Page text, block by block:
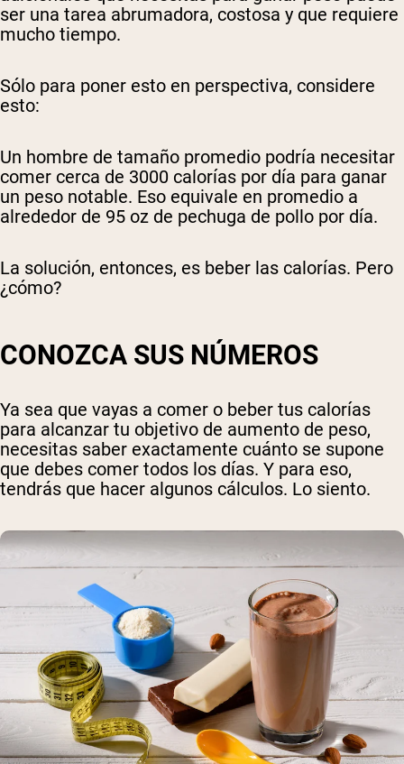
ser una tarea abrumadora, costosa y que requiere
mucho tiempo.
Sólo para poner esto en perspectiva, considere
esto:
Un hombre de tamaño promedio podría necesitar
comer cerca de 3000 calorías por día para ganar
un peso notable. Eso equivale en promedio a
alrededor de 95 oz de pechuga de pollo por día.
La solución, entonces, es beber las calorías. Pero
¿cómo?
CONOZCA SUS NÚMEROS
Ya sea que vayas a comer o beber tus calorías
para alcanzar tu objetivo de aumento de peso,
necesitas saber exactamente cuánto se supone
que debes comer todos los días. Y para eso,
tendrás que hacer algunos cálculos. Lo siento.